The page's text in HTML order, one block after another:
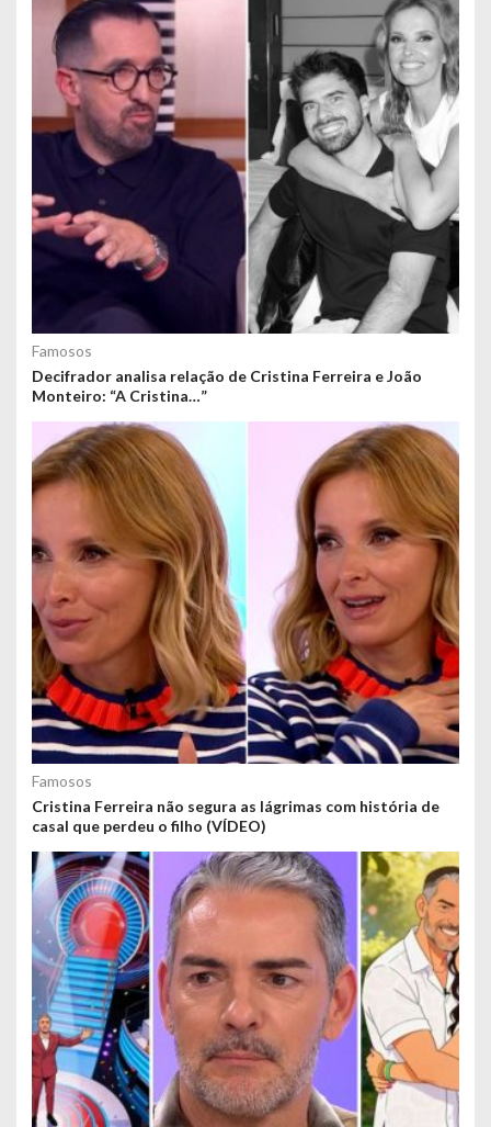
Famosos
Decifrador analisa relação de Cristina Ferreira e João
Monteiro: “A Cristina…”
Famosos
Cristina Ferreira não segura as lágrimas com história de
casal que perdeu o filho (VÍDEO)